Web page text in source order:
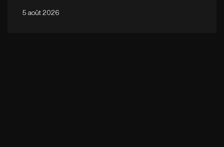
5 août 2026